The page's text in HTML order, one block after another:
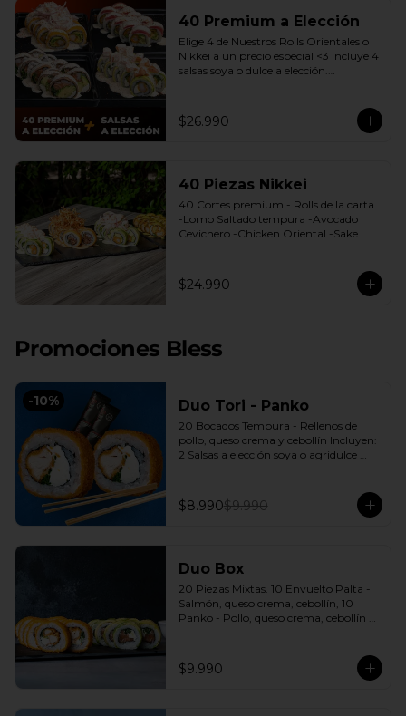
40 Premium a Elección
Elige 4 de Nuestros Rolls Orientales o
Nikkei a un precio especial <3 Incluye 4
salsas soya o dulce a elección.
$26.990
40 Piezas Nikkei
40 Cortes premium - Rolls de la carta
-Lomo Saltado tempura -Avocado
Cevichero -Chicken Oriental -Sake
$24.990
Promociones Bless
-10% Duo Tori - Panko
20 Bocados Tempura - Rellenos de
pollo, queso crema y cebollín Incluyen:
2 Salsas a elección soya o agridulce
$8.990$9.990
Duo Box
20 Piezas Mixtas. 10 Envuelto Palta -
Salmón, queso crema, cebollín, 10
Panko - Pollo, queso crema, cebollín
$9.990